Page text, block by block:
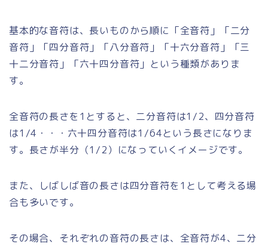
基本的な音符は、長いものから順に「全音符」「二分
音符」「四分音符」「八分音符」「十六分音符」「三
十二分音符」「六十四分音符」という種類がありま
す。
全音符の長さを1とすると、二分音符は1/2、四分音符
は1/4・・・六十四分音符は1/64という長さになりま
す。長さが半分（1/2）になっていくイメージです。
また、しばしば音の長さは四分音符を1として考える場
合も多いです。
その場合、それぞれの音符の長さは、全音符が4、二分